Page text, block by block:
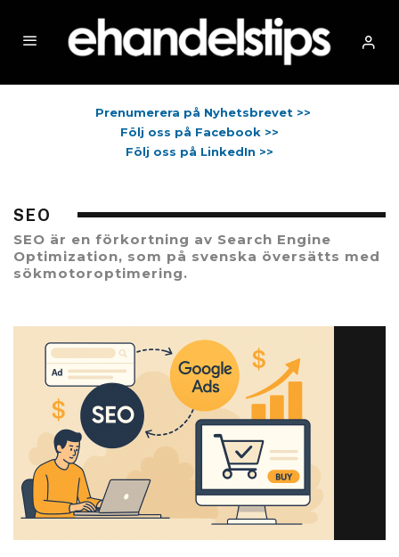
Prenumerera på Nyhetsbrevet >>
Följ oss på Facebook >>
Följ oss på LinkedIn >>
SEO
SEO är en förkortning av Search Engine
Optimization, som på svenska översätts med
sökmotoroptimering.